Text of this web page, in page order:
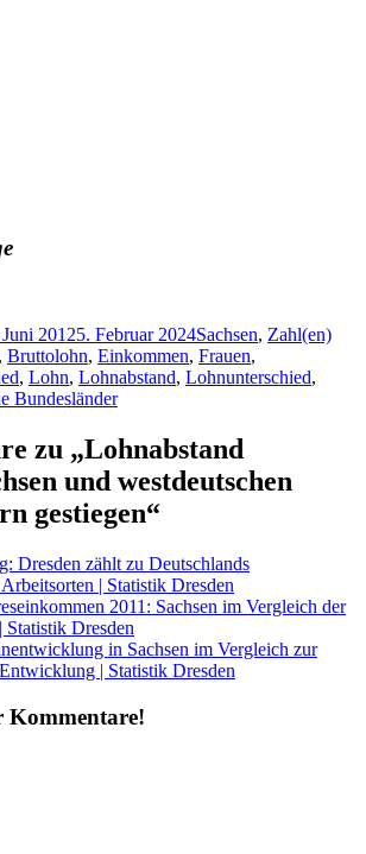
20125. Februar 2024Sachsen, Zahl(en)
, Bruttolohn, Einkommen, Frauen,
, Lohn, Lohnabstand, Lohnunterschied,
Bundesländer
zu „Lohnabstand
und westdeutschen
gestiegen“
Dresden zählt zu Deutschlands
| Statistik Dresden
2011: Sachsen im Vergleich der
Statistik Dresden
in Sachsen im Vergleich zur
| Statistik Dresden
Kommentare!